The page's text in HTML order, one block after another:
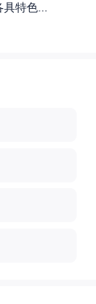
具特色...